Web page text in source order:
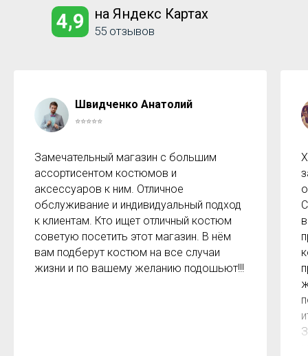
55 отзывов
на Яндекс Картах
4,9
Швидченко Анатолий
⭐⭐⭐⭐⭐
Замечательный магазин с большим
ассортисентом костюмов и
аксессуаров к ним. Отличное
обслуживание и индивидуальный подход
к клиентам. Кто ищет отличный костюм
советую посетить этот магазин. В нём
вам подберут костюм на все случаи
жизни и по вашему желанию подошьют!!!